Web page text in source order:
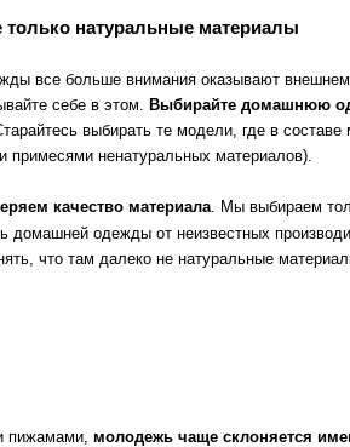
натуральные материалы
все больше внимания оказывают
себе в этом. Выбирайте домашнюю
выбирать те модели, где в
примесями ненатуральных материалов).
качество материала. Мы выбираем
одежды от неизвестных
что там далеко не натуральные
пижамами, молодежь чаще склоняется